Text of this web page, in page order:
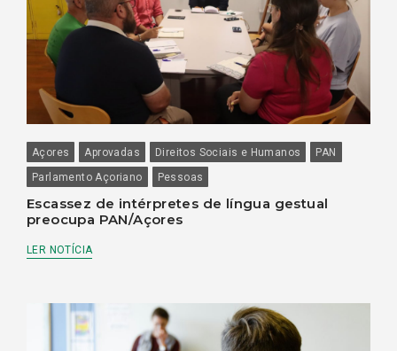
Açores Aprovadas Direitos Sociais e Humanos
PAN
Parlamento Açoriano
Pessoas
Escassez de intérpretes de língua gestual
preocupa PAN/Açores
LER NOTÍCIA